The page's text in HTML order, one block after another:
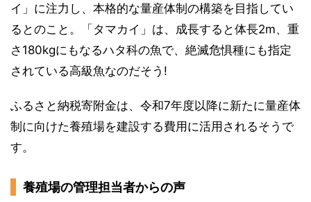
イ」に注力し、本格的な量産体制の構築を目指してい
るとのこと。「タマカイ」は、成長すると体長2m、重
さ180kgにもなるハタ科の魚で、絶滅危惧種にも指定
されている高級魚なのだそう!
ふるさと納税寄附金は、令和7年度以降に新たに量産体
制に向けた養殖場を建設する費用に活用されるそうで
す。
養殖場の管理担当者からの声